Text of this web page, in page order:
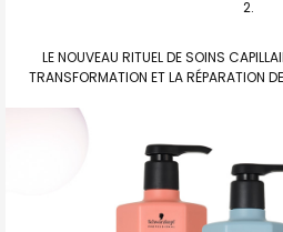
LE NOUVEAU RITUEL DE SOINS
TRANSFORMATION ET LA RÉPARATION